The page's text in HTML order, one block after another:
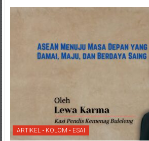
ARTIKEL • KOLOM • ESAI